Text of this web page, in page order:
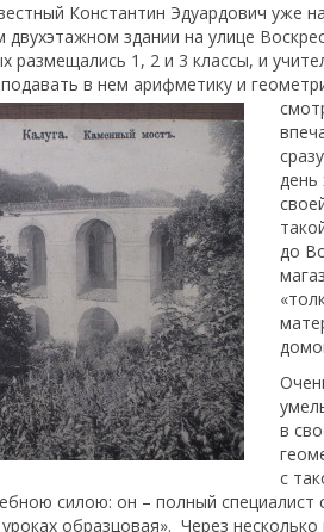
Константин Эдуардович уже
двухэтажном здании на улице
размещались 1, 2 и 3 классы, и
в нем арифметику и
день
до
в
с
силою: он – полный специалист
образцовая». Через